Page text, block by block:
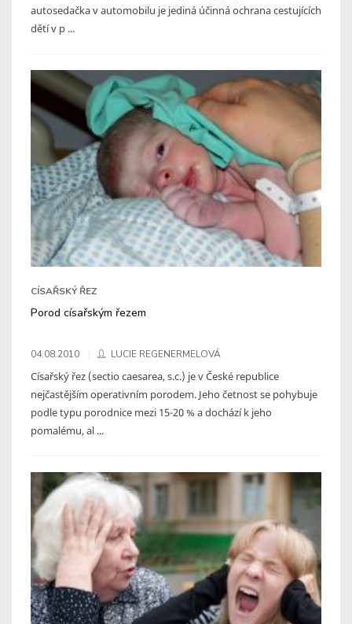
autosedačka v automobilu je jediná účinná ochrana cestujících
dětí v p ...
CÍSAŘSKÝ ŘEZ
Porod císařským řezem
04.08.2010 LUCIE REGENERMELOVÁ
Císařský řez (sectio caesarea, s.c.) je v České republice
nejčastějším operativním porodem. Jeho četnost se pohybuje
podle typu porodnice mezi 15-20 % a dochází k jeho
pomalému, al ...